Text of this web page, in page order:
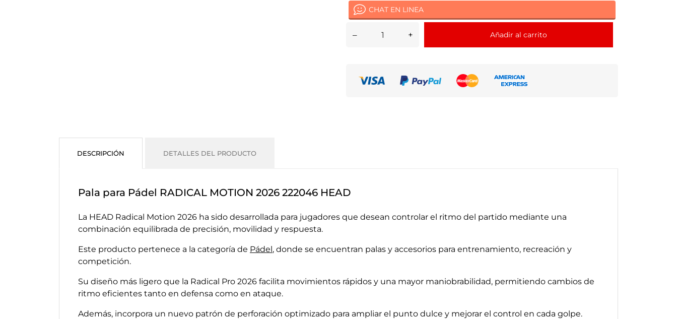
CHAT EN LINEA
– + Añadir al carrito
DESCRIPCIÓN DETALLES DEL PRODUCTO
Pala para Pádel RADICAL MOTION 2026 222046 HEAD
La HEAD Radical Motion 2026 ha sido desarrollada para jugadores que desean controlar el ritmo del partido mediante una
combinación equilibrada de precisión, movilidad y respuesta.
Este producto pertenece a la categoría de Pádel, donde se encuentran palas y accesorios para entrenamiento, recreación y
competición.
Su diseño más ligero que la Radical Pro 2026 facilita movimientos rápidos y una mayor maniobrabilidad, permitiendo cambios de
ritmo eficientes tanto en defensa como en ataque.
Además, incorpora un nuevo patrón de perforación optimizado para ampliar el punto dulce y mejorar el control en cada golpe.